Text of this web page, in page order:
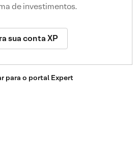
de investimentos.
sua conta XP
para o portal Expert